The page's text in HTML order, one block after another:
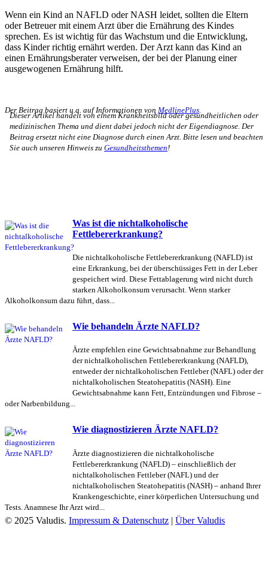
Wenn ein Kind an NAFLD oder NASH leidet, sollten die Eltern
oder Betreuer mit einem Arzt über die Ernährung des Kindes
sprechen. Es ist wichtig für das Wachstum und die Entwicklung,
dass Kinder richtig ernährt werden. Der Arzt kann das Kind an
einen Ernährungsberater verweisen, der bei der Planung einer
ausgewogenen Ernährung hilft.
Der Beitrag basiert u.a. auf Informationen von MedlinePlus
Dieser Artikel handelt von einem Krankheitsbild oder gesundheitlichen oder
medizinischen Thema und dient dabei jedoch nicht der Eigendiagnose. Der
Beitrag ersetzt nicht eine Diagnose durch einen Arzt. Bitte lesen und beachten
Sie auch unseren Hinweis zu Gesundheitsthemen!
Was ist die nichtalkoholische
Fettlebererkrankung?
Die nichtalkoholische Fettlebererkrankung (NAFLD) ist
eine Erkrankung, bei der überschüssiges Fett in der Leber
gespeichert wird. Diese Fettablagerung wird nicht durch
starken Alkoholkonsum verursacht. Wenn starker
Alkoholkonsum dazu führt, dass...
Wie behandeln Ärzte NAFLD?
Ärzte empfehlen eine Gewichtsabnahme zur Behandlung
der nichtalkoholischen Fettlebererkrankung (NAFLD),
entweder der nichtalkoholischen Fettleber (NAFL) oder der
nichtalkoholischen Steatohepatitis (NASH). Eine
Gewichtsabnahme kann Fett, Entzündungen und Fibrose –
oder Narbenbildung...
Wie diagnostizieren Ärzte NAFLD?
Ärzte diagnostizieren die nichtalkoholische
Fettlebererkrankung (NAFLD) – einschließlich der
nichtalkoholischen Fettleber (NAFL) und der
nichtalkoholischen Steatohepatitis (NASH) – anhand Ihrer
Krankengeschichte, einer körperlichen Untersuchung und
Tests. Anamnese Ihr Arzt wird...
© 2025 Valudis. Impressum & Datenschutz | Über Valudis